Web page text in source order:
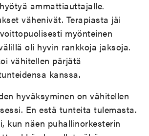
ammattiauttajalle.
vähenivät. Terapiasta jäi
myönteinen
oli hyvin rankkoja jaksoja.
vähitellen pärjätä
kanssa.
hyväksyminen on vähitellen
En estä tunteita tulemasta.
kun näen puhallinorkesterin